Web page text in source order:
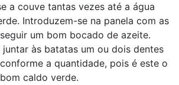
a couve tantas vezes até a água
Introduzem-se na panela com as
um bom bocado de azeite.
juntar às batatas um ou dois dentes
a quantidade, pois é este o
caldo verde.